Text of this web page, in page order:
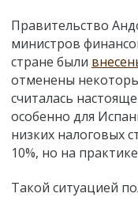
Правительство
министров
стране были
отменены
считалась
особенно для
низких налоговых
10%, но на
Такой ситуацией